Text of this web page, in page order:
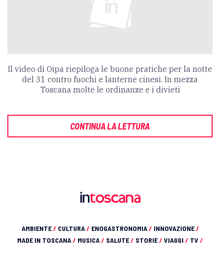
Il video di Oipa riepiloga le buone pratiche per la notte
del 31 contro fuochi e lanterne cinesi. In mezza
Toscana molte le ordinanze e i divieti
CONTINUA LA LETTURA
AMBIENTE/ CULTURA/ ENOGASTRONOMIA/ INNOVAZIONE/
MADE IN TOSCANA/ MUSICA/ SALUTE/ STORIE/ VIAGGI / TV /